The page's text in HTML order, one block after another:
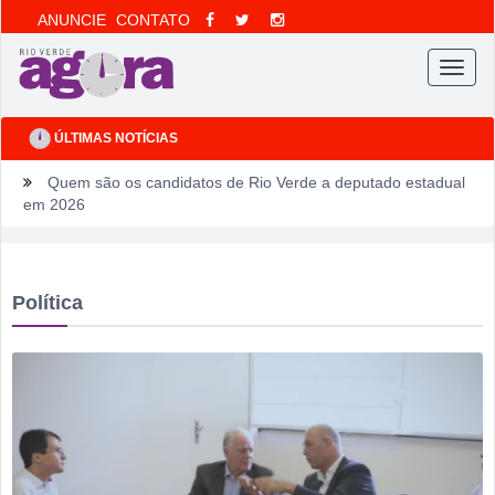
ANUNCIE CONTATO
Menu
ÚLTIMAS NOTÍCIAS
Quem são os candidatos de Rio Verde a deputado estadual
em 2026
Tentou dar “calote” na tela do celular, fugiu da PM e acabou
Sábado pode sacudir a Divisão de Acesso e colocar pressão
no Rio Verde antes de duelo direto contra o Bom Jesus
Política